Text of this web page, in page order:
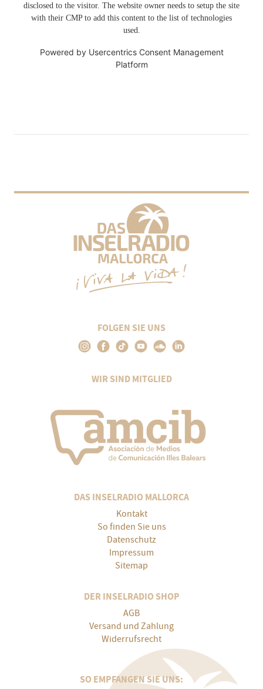
disclosed to the visitor. The website owner needs to setup the site
with their CMP to add this content to the list of technologies
used.
Powered by Usercentrics Consent Management
Platform
FOLGEN SIE UNS
WIR SIND MITGLIED
DAS INSELRADIO MALLORCA
Kontakt
So finden Sie uns
Datenschutz
Impressum
Sitemap
DER INSELRADIO SHOP
AGB
Versand und Zahlung
Widerrufsrecht
SO EMPFANGEN SIE UNS: